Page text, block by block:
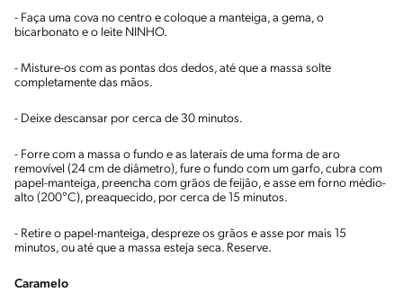
- Faça uma cova no centro e coloque a manteiga, a gema, o
bicarbonato e o leite NINHO.
- Misture-os com as pontas dos dedos, até que a massa solte
completamente das mãos.
- Deixe descansar por cerca de 30 minutos.
- Forre com a massa o fundo e as laterais de uma forma de aro
removível (24 cm de diâmetro), fure o fundo com um garfo, cubra com
papel-manteiga, preencha com grãos de feijão, e asse em forno médio-
alto (200°C), preaquecido, por cerca de 15 minutos.
- Retire o papel-manteiga, despreze os grãos e asse por mais 15
minutos, ou até que a massa esteja seca. Reserve.
Caramelo